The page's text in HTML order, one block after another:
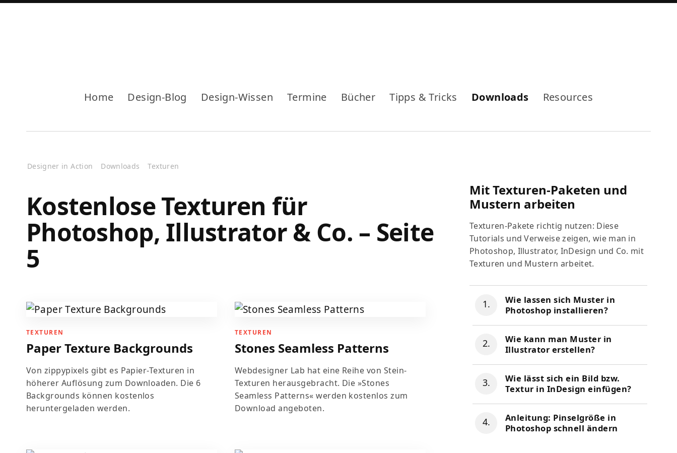
Home Design-Blog Design-Wissen Termine Bücher Tipps & Tricks Downloads Resources
Designer in Action Downloads Texturen
Kostenlose Texturen für
Photoshop, Illustrator & Co. – Seite
5
TEXTUREN
Paper Texture Backgrounds
Von zippypixels gibt es Papier-Texturen in
höherer Auflösung zum Downloaden. Die 6
Backgrounds können kostenlos
heruntergeladen werden.
TEXTUREN
Stones Seamless Patterns
Webdesigner Lab hat eine Reihe von Stein-
Texturen herausgebracht. Die »Stones
Seamless Patterns« werden kostenlos zum
Download angeboten.
Mit Texturen-Paketen und
Mustern arbeiten
Texturen-Pakete richtig nutzen: Diese
Tutorials und Verweise zeigen, wie man in
Photoshop, Illustrator, InDesign und Co. mit
Texturen und Mustern arbeitet.
Wie lassen sich Muster in
Photoshop installieren?
Wie kann man Muster in
Illustrator erstellen?
Wie lässt sich ein Bild bzw.
Textur in InDesign einfügen?
Anleitung: Pinselgröße in
Photoshop schnell ändern